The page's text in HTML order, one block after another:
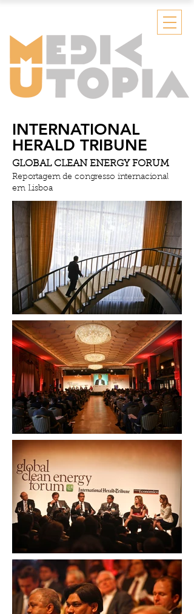
INTERNATIONAL
HERALD TRIBUNE
GLOBAL CLEAN ENERGY FORUM
Reportagem de congresso internacional
em Lisboa